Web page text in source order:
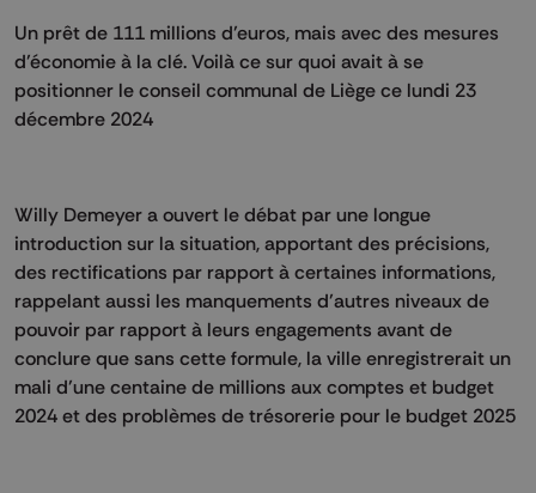
Un prêt de 111 millions d’euros, mais avec des mesures
d’économie à la clé. Voilà ce sur quoi avait à se
positionner le conseil communal de Liège ce lundi 23
décembre 2024
Willy Demeyer a ouvert le débat par une longue
introduction sur la situation, apportant des précisions,
des rectifications par rapport à certaines informations,
rappelant aussi les manquements d’autres niveaux de
pouvoir par rapport à leurs engagements avant de
conclure que sans cette formule, la ville enregistrerait un
mali d’une centaine de millions aux comptes et budget
2024 et des problèmes de trésorerie pour le budget 2025